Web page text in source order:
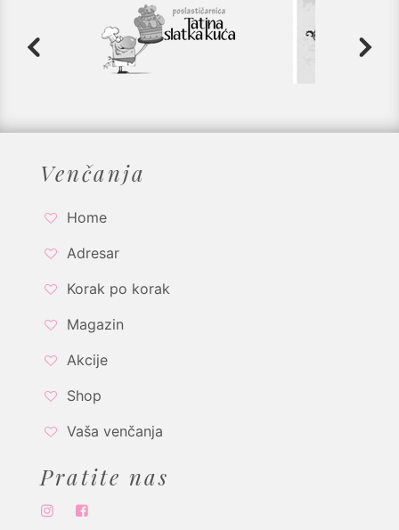
Venčanja
Home
Adresar
Korak po korak
Magazin
Akcije
Shop
Vaša venčanja
Pratite nas